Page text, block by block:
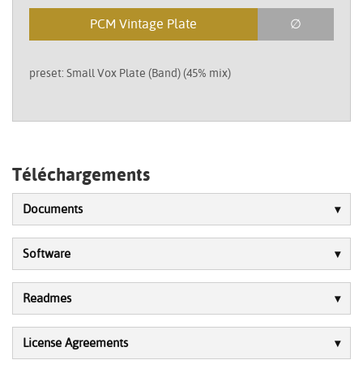
PCM Vintage Plate ∅
preset: Small Vox Plate (Band) (45% mix)
Téléchargements
Documents
Software
Readmes
License Agreements